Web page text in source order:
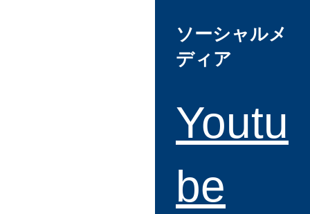
ソーシャルメ
ディア
Youtu
be